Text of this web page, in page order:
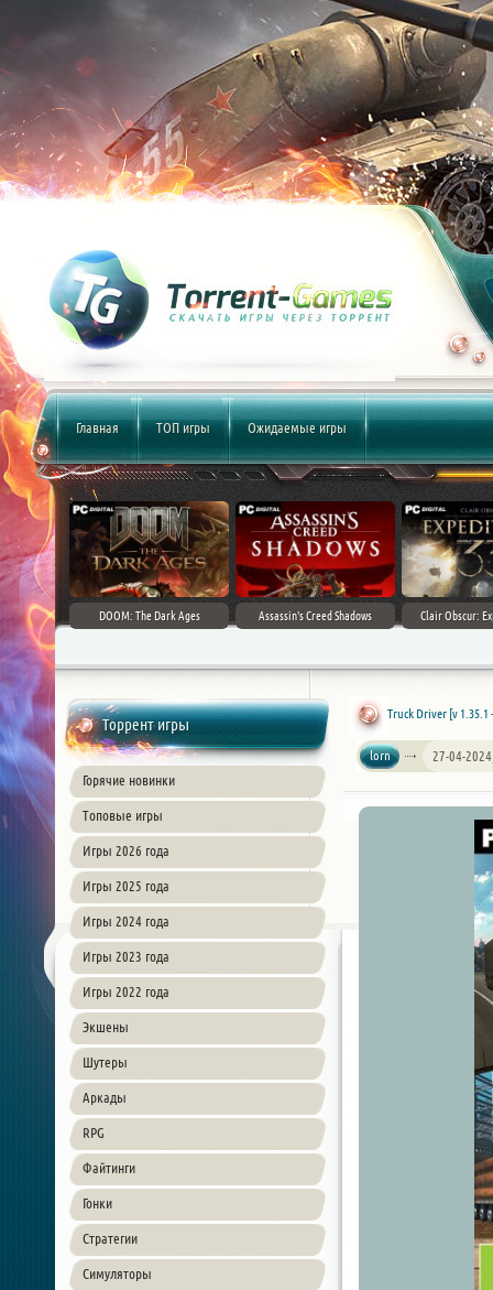
Главная ТОП игры Ожидаемые игры
DOOM: The Dark Ages Assassin's Creed Shadows Clair Obscur:
Торрент игры
Горячие новинки
Топовые игры
Игры 2026 года
Игры 2025 года
Игры 2024 года
Игры 2023 года
Игры 2022 года
Экшены
Шутеры
Аркады
RPG
Файтинги
Гонки
Стратегии
Симуляторы
Truck Driver [v 1.35.1
lorn 27-04-